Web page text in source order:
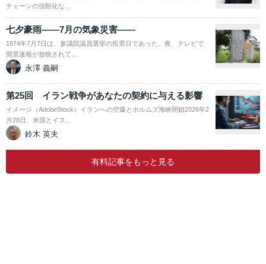
チェーンの強靭化な…
七夕豪雨――7月の気象災害――
1974年7月7日は、参議院議員選挙の投票日であった。夜、テレビで
開票速報が放映されて…
永澤 義嗣
第25回 イラン戦争があなたの契約に与える影響
イメージ（AdobeStock）イランへの空爆とホルムズ海峡閉鎖2026年2
月28日、米国とイス…
鈴木 英夫
有料記事をもっと見る